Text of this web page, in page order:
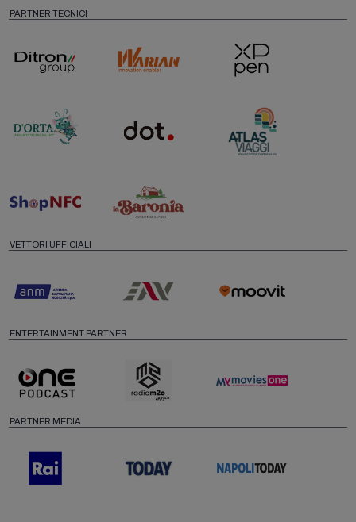
PARTNER TECNICI
VETTORI UFFICIALI
ENTERTAINMENT PARTNER
PARTNER MEDIA